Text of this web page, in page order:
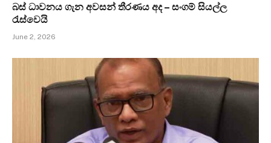
බස් ධාවනය ගැන අවසන් තීරණය අද – සංගම් සියල්ල
රැස්වෙයි
June 2, 2026